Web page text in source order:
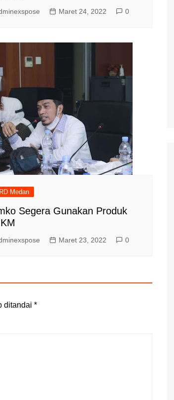
Maret 24, 2022 0
Medan
Segera Gunakan Produk
Maret 23, 2022 0
ditandai *